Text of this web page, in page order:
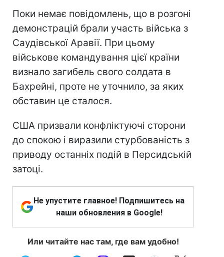
Поки немає повідомлень, що в розгоні
демонстрацій брали участь війська з
Саудівської Аравії. При цьому
військове командування цієї країни
визнало загибель свого солдата в
Бахрейні, проте не уточнило, за яких
обставин це сталося.
США призвали конфліктуючі сторони
до спокою і виразили стурбованість з
приводу останніх подій в Персидській
затоці.
Не упустите главное! Подпишитесь на
наши обновления в Google!
Или читайте нас там, где вам удобно!